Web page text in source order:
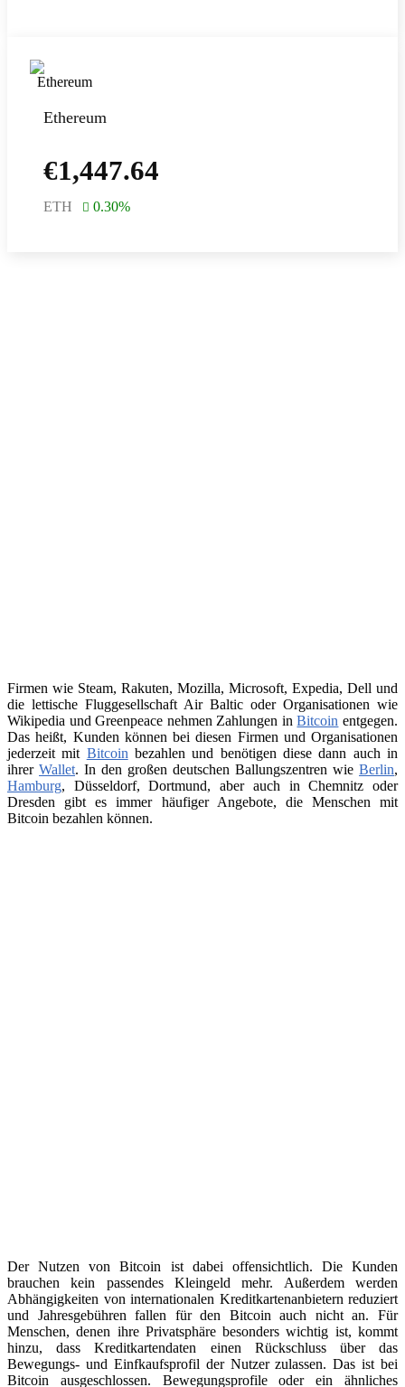
Ethereum
€1,447.64
ETH 0.30%
Firmen wie Steam, Rakuten, Mozilla, Microsoft, Expedia, Dell und
die lettische Fluggesellschaft Air Baltic oder Organisationen wie
Wikipedia und Greenpeace nehmen Zahlungen inBitcoin entgegen.
Das heißt, Kunden können bei diesen Firmen und Organisationen
jederzeit mit Bitcoin bezahlen und benötigen diese dann auch in
ihrer Wallet. In den großen deutschen Ballungszentren wie Berlin,
Hamburg, Düsseldorf, Dortmund, aber auch in Chemnitz oder
Dresden gibt es immer häufiger Angebote, die Menschen mit
Bitcoin bezahlen können.
Der Nutzen von Bitcoin ist dabei offensichtlich. Die Kunden
brauchen kein passendes Kleingeld mehr. Außerdem werden
Abhängigkeiten von internationalen Kreditkartenanbietern reduziert
und Jahresgebühren fallen für den Bitcoin auch nicht an. Für
Menschen, denen ihre Privatsphäre besonders wichtig ist, kommt
hinzu, dass Kreditkartendaten einen Rückschluss über das
Bewegungs- und Einfkaufsprofil der Nutzer zulassen. Das ist bei
Bitcoin ausgeschlossen. Bewegungsprofile oder ein ähnliches